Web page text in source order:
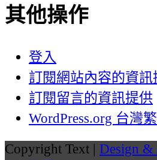
其他操作
登入
訂閱網站內容的資訊
訂閱留言的資訊提供
WordPress.org 台灣
Copyright Text | Design &